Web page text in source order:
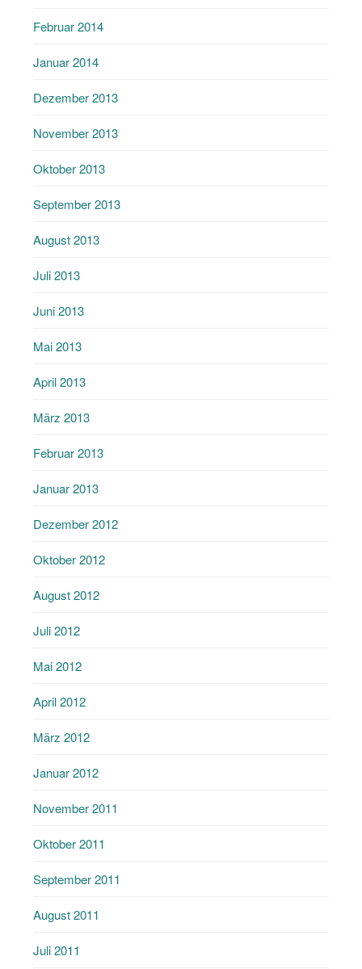
Februar 2014
Januar 2014
Dezember 2013
November 2013
Oktober 2013
September 2013
August 2013
Juli 2013
Juni 2013
Mai 2013
April 2013
März 2013
Februar 2013
Januar 2013
Dezember 2012
Oktober 2012
August 2012
Juli 2012
Mai 2012
April 2012
März 2012
Januar 2012
November 2011
Oktober 2011
September 2011
August 2011
Juli 2011